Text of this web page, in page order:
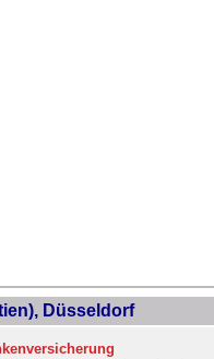
Düsseldorf